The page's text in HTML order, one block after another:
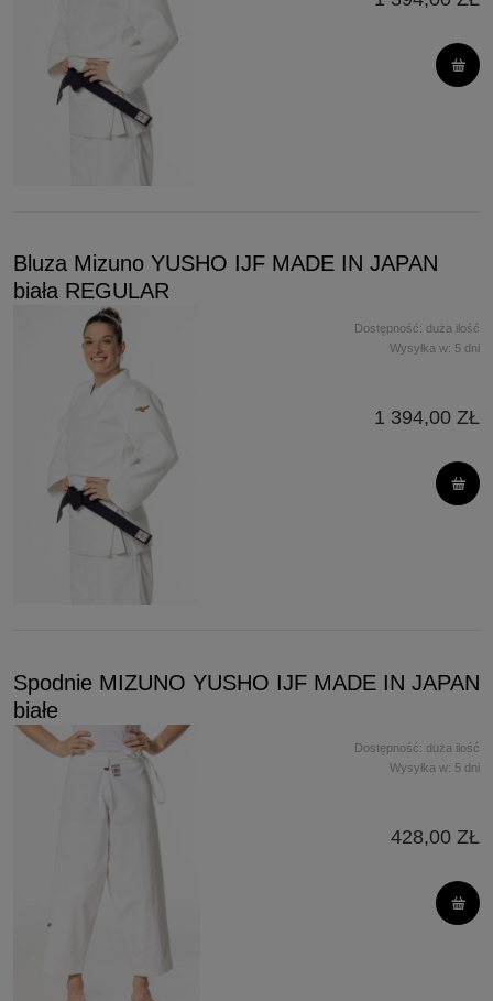
Bluza Mizuno YUSHO IJF MADE IN JAPAN
biała REGULAR
Dostępność: duża ilość
Wysyłka w: 5 dni
1 394,00 ZŁ
Spodnie MIZUNO YUSHO IJF MADE IN JAPAN
białe
Dostępność: duża ilość
Wysyłka w: 5 dni
428,00 ZŁ